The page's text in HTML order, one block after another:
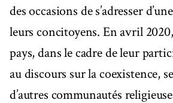
des occasions de s’adresser
leurs concitoyens. En avril 2020,
pays, dans le cadre de leur
au discours sur la coexistence,
d’autres communautés